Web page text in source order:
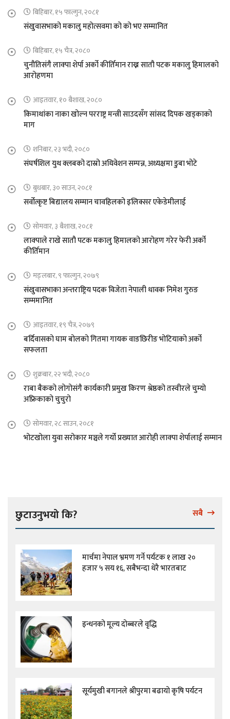
बिहिबार, १५ फाल्गुन, २०८१
संखुवासभाको मकालु महोत्सवमा को को भए सम्मानित
बिहिबार, १५ चैत्र, २०८०
चुनौतिसंगै लाक्पा शेर्पा अर्को कीर्तिमान राख्न सातौ पटक मकालु हिमालको
आरोहणमा
आइतवार, १० बैशाख, २०८०
किमाथांका नाका खोल्न परराष्ट्र मन्त्री साउदसँग सांसद दिपक खड्काको
माग
शनिबार, २३ भदौ, २०८०
संघर्षशिल युथ क्लबको दास्रो अधिवेशन सम्पन्न, अध्यक्षमा डुबा भोटे
बुधबार, ३० साउन, २०८१
सर्वोत्कृष्ट बिद्यालय सम्मान चावहिलको इलिक्सर एकेडेमीलाई
सोमवार, ३ बैशाख, २०८१
लाक्पाले राखे सातौ पटक मकालु हिमालको आरोहण गरेर फेरी अर्को
कीर्तिमान
मङ्लबार, ९ फाल्गुन, २०७९
संखुवासभाका अन्तराष्ट्रिय पदक विजेता नेपाली धावक निमेश गुरुङ
सम्ममानित
आइतवार, १९ चैत्र, २०७९
बर्दिवासको घाम बोलको गितमा गायक वाङछिरीङ भोटियाको अर्को
सफलता
शुक्रबार, २२ भदौ, २०८०
राबा बैकको लोगोसंगै कार्यकारी प्रमुख किरण श्रेष्ठको तस्वीरले चुम्यो
अफ्रिकाको चुचुरो
सोमवार, २८ साउन, २०८१
भोटखोला युवा सरोकार मञ्चले गर्यो प्रख्यात आरोही लाक्पा शेर्पालाई सम्मान
छुटाउनुभयो कि? सबै
मार्चमा नेपाल भ्रमण गर्ने पर्यटक १ लाख २०
हजार ५ सय १६, सबैभन्दा धेरै भारतबाट
इन्धनको मूल्य दोब्बरले वृद्धि
सूर्यमुखी बगानले श्रीपुरमा बढायो कृषि पर्यटन